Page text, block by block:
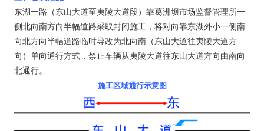
东湖一路（东山大道至夷陵大道段）靠葛洲坝市场监督管理所一
侧北向南方向半幅道路采取封闭施工，将对向靠东湖外小一侧南
向北方向半幅道路临时导改为北向南（东山大道往夷陵大道方
向）单向通行方式，禁止车辆从夷陵大道往东山大道方向由南向
北通行。
施工区域通行示意图